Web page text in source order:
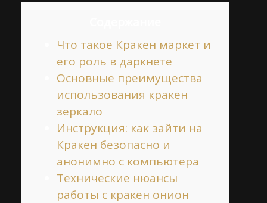
Что такое Кракен маркет и
его роль в даркнете
Основные преимущества
использования кракен
зеркало
Инструкция: как зайти на
Кракен безопасно и
анонимно с компьютера
Технические нюансы
работы с кракен онион